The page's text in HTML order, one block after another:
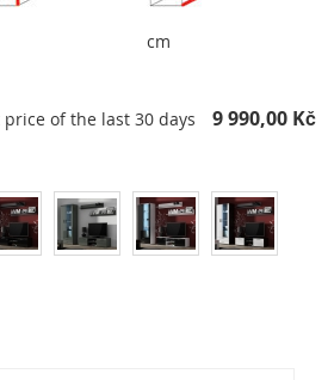
cm
price of the last 30 days 9 990,00 Kč